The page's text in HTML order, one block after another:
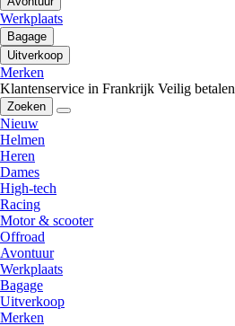
Werkplaats
Bagage
Uitverkoop
Merken
Klantenservice in Frankrijk Veilig betalen
Zoeken
Nieuw
Helmen
Heren
Dames
High-tech
Racing
Motor & scooter
Offroad
Avontuur
Werkplaats
Bagage
Uitverkoop
Merken